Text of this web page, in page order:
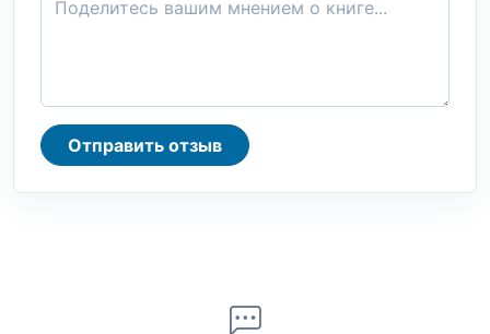
Отправить отзыв